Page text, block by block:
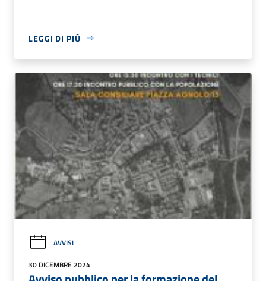
LEGGI DI PIÙ
AVVISI
30 DICEMBRE 2024